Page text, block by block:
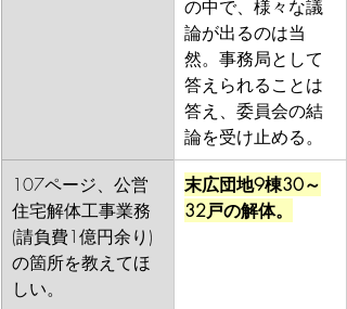
の中で、様々な議
論が出るのは当
然。事務局として
答えられることは
答え、委員会の結
論を受け止める。
107ページ、公営
住宅解体工事業務
(請負費1億円余り)
の箇所を教えてほ
しい。
末広団地9棟30～
32戸の解体。